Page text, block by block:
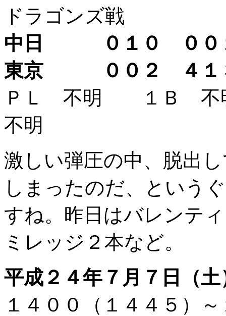
ドラゴンズ戦
中日 ０１０ ０
東京 ００２ ４
ＰＬ 不明 １Ｂ
不明
激しい弾圧の中、脱出
しまったのだ、という
すね。昨日はバレンテ
ミレッジ２本など。
平成２４年７月７日（土
１４００（１４４５